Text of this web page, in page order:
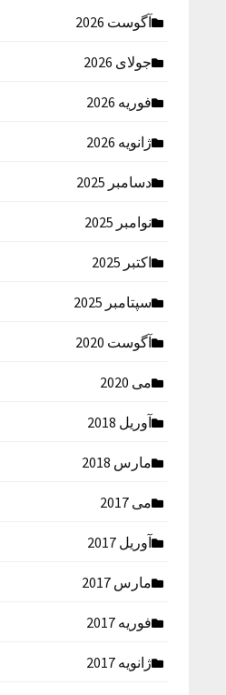
آگوست 2026
جولای 2026
فوریه 2026
ژانویه 2026
دسامبر 2025
نوامبر 2025
اکتبر 2025
سپتامبر 2025
آگوست 2020
می 2020
آوریل 2018
مارس 2018
می 2017
آوریل 2017
مارس 2017
فوریه 2017
ژانویه 2017